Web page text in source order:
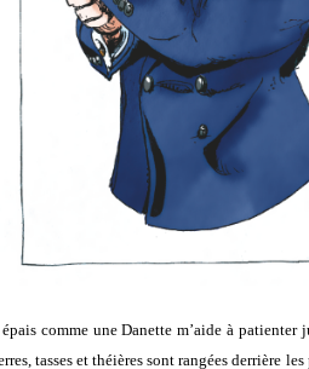
comme une Danette m’aide à
tasses et théières sont rangées derrière